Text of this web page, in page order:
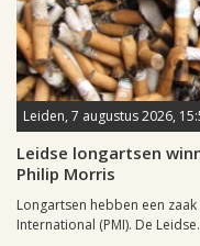
Leiden, 7 augustus 2026,
Leidse longartsen
Philip Morris
Longartsen hebben een
International (PMI). De